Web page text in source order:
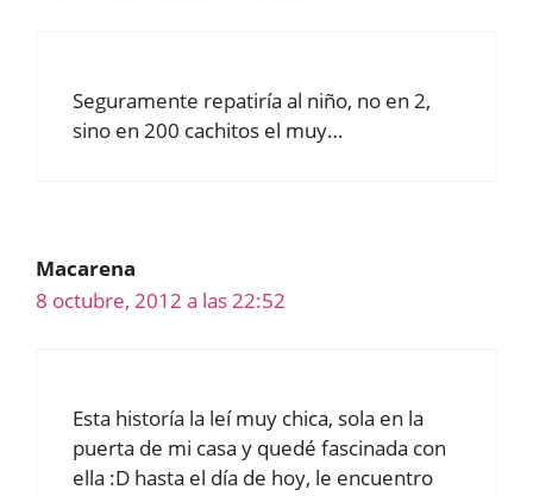
Seguramente repatiría al niño, no en 2,
sino en 200 cachitos el muy…
Macarena
8 octubre, 2012 a las 22:52
Esta historía la leí muy chica, sola en la
puerta de mi casa y quedé fascinada con
ella :D hasta el día de hoy, le encuentro